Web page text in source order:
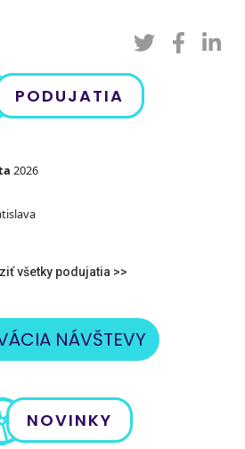
PODUJATIA
2026
všetky podujatia >>
NÁVŠTEVY
NOVINKY